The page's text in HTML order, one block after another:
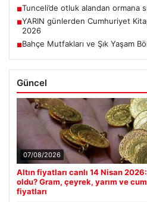
■Tunceli’de otluk alandan ormana
■YARIN günlerden Cumhuriyet
2026
■Bahçe Mutfakları ve Şık Yaşam
Güncel
07/08/2026
Altın fiyatları canlı 14 Nisan
oldu? Gram, çeyrek, yarım ve
fiyatları